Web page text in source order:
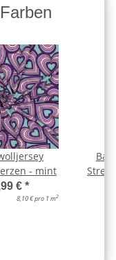
- mint
€ *
8,10 € pro 1 m2